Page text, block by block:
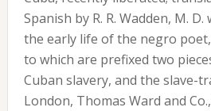
Spanish by R. R. Wadden, M.
the early life of the negro
to which are prefixed two
Cuban slavery, and the slave-
London, Thomas Ward and